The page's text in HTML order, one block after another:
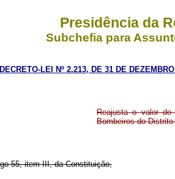
Presidência da
Subchefia para
DECRETO-LEI Nº 2.213, DE 31 DE
Reajusta o valor
Bombeiros do Distrito
55, item III, da Constituição,